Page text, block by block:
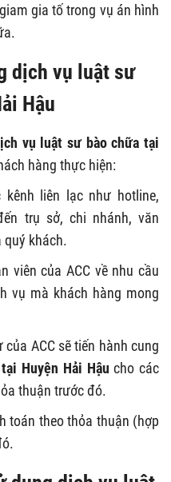
gia tố trong vụ án hình
dịch vụ luật sư
Hậu
vụ luật sư bào chữa tại
hàng thực hiện:
liên lạc như hotline,
trụ sở, chi nhánh, văn
quý khách.
viên của ACC về nhu cầu
vụ mà khách hàng mong
ACC sẽ tiến hành cung
Huyện Hải Hậu cho các
thuận trước đó.
toán theo thỏa thuận (hợp